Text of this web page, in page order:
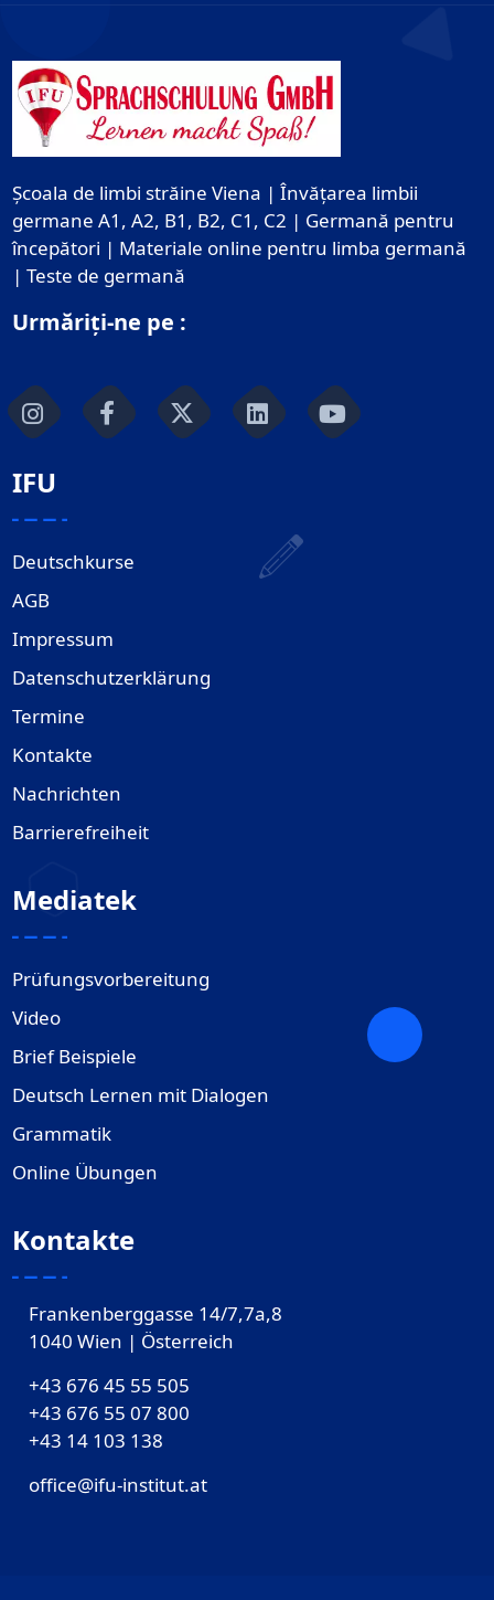
Școala de limbi străine Viena | Învățarea limbii
germane A1, A2, B1, B2, C1, C2 | Germană pentru
începători | Materiale online pentru limba germană
| Teste de germană
Urmăriți-ne pe :
IFU
Deutschkurse
AGB
Impressum
Datenschutzerklärung
Termine
Kontakte
Nachrichten
Barrierefreiheit
Mediatek
Prüfungsvorbereitung
Video
Brief Beispiele
Deutsch Lernen mit Dialogen
Grammatik
Online Übungen
Kontakte
Frankenberggasse 14/7,7a,8
1040 Wien | Österreich
+43 676 45 55 505
+43 676 55 07 800
‎+43 14 103 138
office@ifu-institut.at